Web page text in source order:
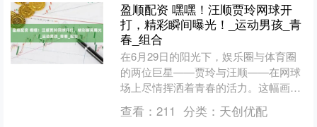
盈顺配资 嘿嘿！汪顺贾玲网球开
打，精彩瞬间曝光！_运动男孩_青
春_组合
在6月29日的阳光下，娱乐圈与体育圈
的两位巨星——贾玲与汪顺——在网球
场上尽情挥洒着青春的活力。这幅画面
无疑充满了友谊的温度，两人在社交平
台上互相分享对方的精彩....
查看： 211 分类： 天创优配